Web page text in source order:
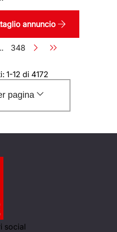
annuncio
Pagina
348
1-12 di 4172
pagina
social